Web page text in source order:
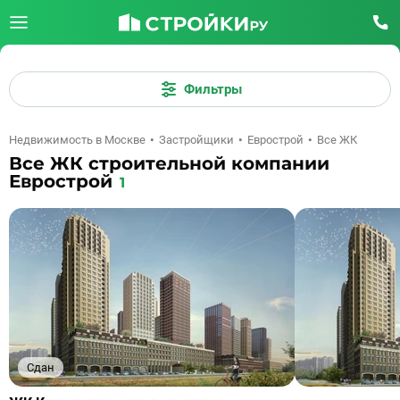
Фильтры
Недвижимость в Москве Застройщики Еврострой Все ЖК
Все ЖК строительной компании
Еврострой 1
Сдан